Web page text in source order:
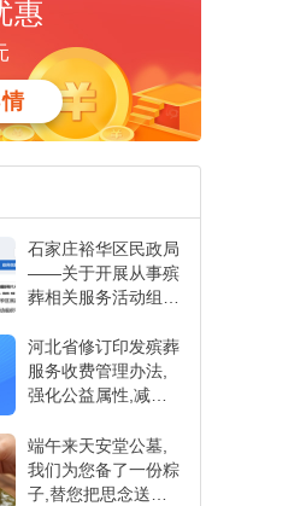
惠
石家庄裕华区民政局
——关于开展从事殡
葬相关服务活动组织
知
河北省修订印发殡葬
服务收费管理办法,
强化公益属性,减轻
端午来天安堂公墓,
我们为您备了一份粽
子,替您把思念送到